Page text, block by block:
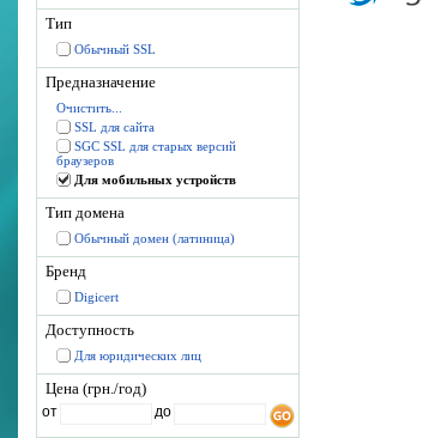
Тип
Обычный SSL
Предназначение
Очистить...
SSL для сайта
SGC SSL для старых версий
браузеров
Для мобильных устройств
Тип домена
Обычный домен (латиница)
Бренд
Digicert
Доступность
Для юридических лиц
Цена (грн./год)
от до